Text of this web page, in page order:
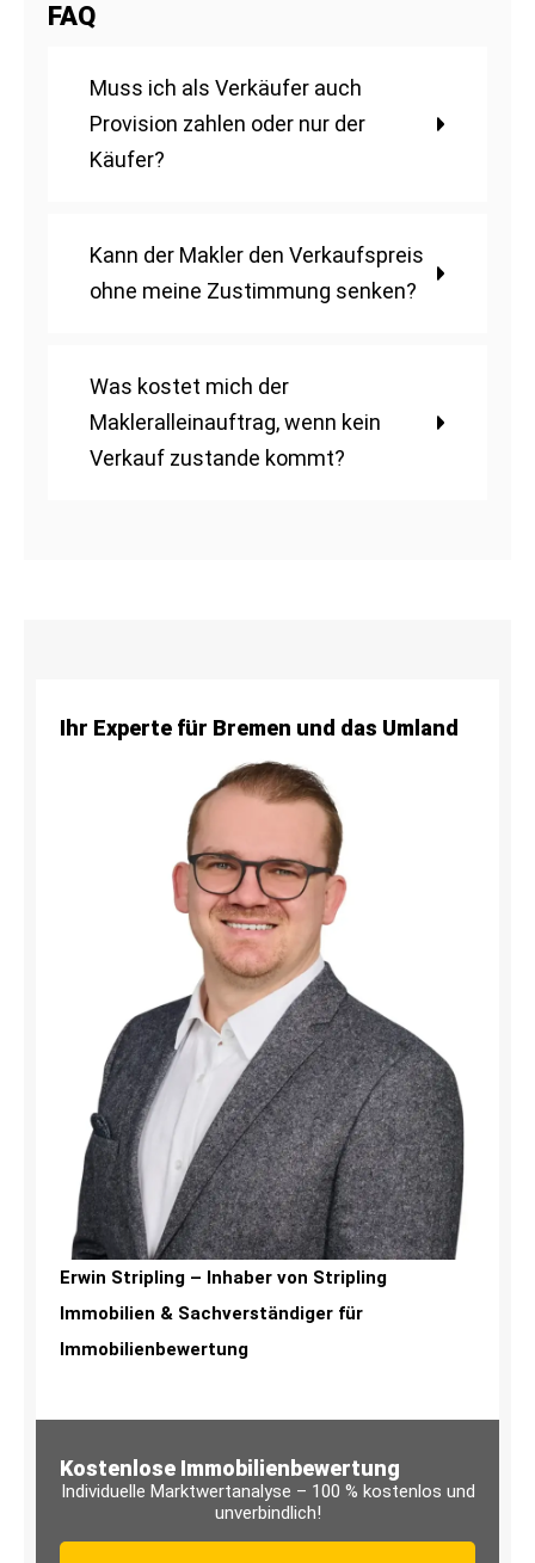
FAQ
Muss ich als Verkäufer auch
Provision zahlen oder nur der
Käufer?
Kann der Makler den Verkaufspreis
ohne meine Zustimmung senken?
Was kostet mich der
Makleralleinauftrag, wenn kein
Verkauf zustande kommt?
Ihr Experte für Bremen und das Umland
Erwin Stripling – Inhaber von Stripling
Immobilien & Sachverständiger für
Immobilienbewertung
Kostenlose Immobilienbewertung
Individuelle Marktwertanalyse – 100 % kostenlos und
unverbindlich!